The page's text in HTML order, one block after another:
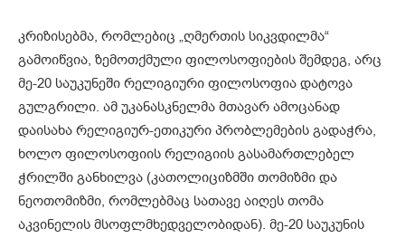
კრიზისებმა, რომლებიც „ღმერთის სიკვდილმა“
გამოიწვია, ზემოთქმული ფილოსოფიების შემდეგ, არც
მე-20 საუკუნეში რელიგიური ფილოსოფია დატოვა
გულგრილი. ამ უკანასკნელმა მთავარ ამოცანად
დაისახა რელიგიურ-ეთიკური პრობლემების გადაჭრა,
ხოლო ფილოსოფიის რელიგიის გასამართლებელ
ჭრილში განხილვა (კათოლიციზმში თომიზმი და
ნეოთომიზმი, რომლებმაც სათავე აიღეს თომა
აკვინელის მსოფლმხედველობიდან). მე-20 საუკუნის